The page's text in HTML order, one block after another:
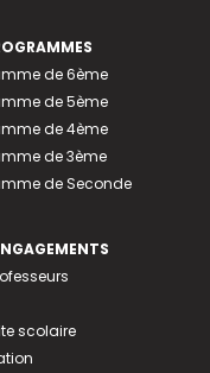
de 6ème
de 5ème
de 4ème
de 3ème
de Seconde
scolaire